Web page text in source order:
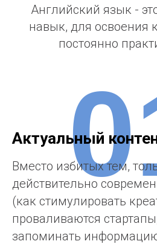
Английский язык -
Актуальный
Вместо избитых тем,
действительно
(как стимулировать